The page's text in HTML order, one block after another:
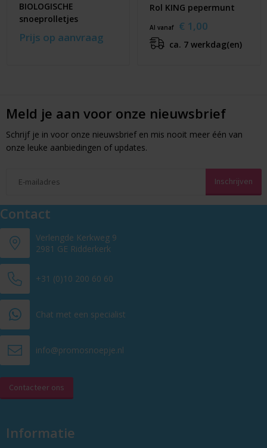
BIOLOGISCHE
snoeprolletjes
Prijs op aanvraag
Rol KING pepermunt
Al vanaf € 1,00
ca. 7 werkdag(en)
Meld je aan voor onze nieuwsbrief
Schrijf je in voor onze nieuwsbrief en mis nooit meer één van
onze leuke aanbiedingen of updates.
Contact
Verlengde Kerkweg 9
2981 GE Ridderkerk
+31 (0)10 200 60 60
Chat met een specialist
info@promosnoepje.nl
Contacteer ons
Informatie